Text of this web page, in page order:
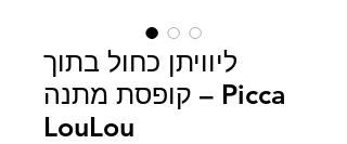
ליוויתן כחול בתוך
קופסת מתנה – Picca
LouLou